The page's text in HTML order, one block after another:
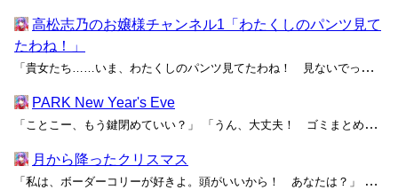
高松志乃のお嬢様チャンネル1「わたくしのパンツ見て
たわね！」
「貴女たち……いま、わたくしのパンツ見てたわね！ 見ないでって、あんなに言ったのに！ あぁっ、信じられないわっ！」 一日全コース貸し切りのゴルフ場に響き渡る甲高い声は、高松 志乃――紫苑女学園高等部三年で、学園内最大の社交クラブ「紫風会」の主宰――のものである。怒りに震える表情...
PARK New Year's Eve
「ことこー、もう鍵閉めていい？」 「うん、大丈夫！ ゴミまとめたらすぐ出るねー」 PARKが2025年最後の営業を終えてから数時間。仕事を終えたりととことこが、今まさに帰ろうとしているところである。 大晦日というのもあって、最低限の在庫整理と売上の集計だけ済ませるつもりのこ...
月から降ったクリスマス
「私は、ボーダーコリーが好きよ。頭がいいから！ あなたは？」 「ボルゾイ！ カッコよくて足が速いから！」 「うん、知ってた！」 「私だって知ってるよ。昔一緒に図鑑見たよね！ んー……あと何の話するんだっけ」 「アレでしょ。脳波を……ね？ みなさ～ん、お手持ちのアルミホイル...